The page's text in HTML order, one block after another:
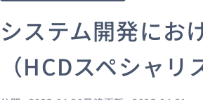
事例紹介
採用情報
システム開発にお
（HCDスペシャリ